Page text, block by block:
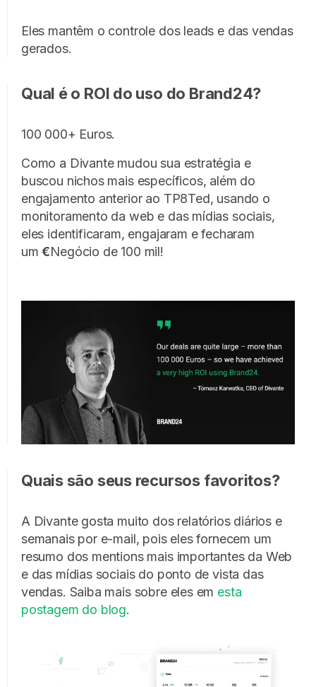
Eles mantêm o controle dos leads e das vendas
gerados.
Qual é o ROI do uso do Brand24?
100 000+ Euros.
Como a Divante mudou sua estratégia e
buscou nichos mais específicos, além do
engajamento anterior ao TP8Ted, usando o
monitoramento da web e das mídias sociais,
eles identificaram, engajaram e fecharam
um€Negócio de 100 mil!
Quais são seus recursos favoritos?
A Divante gosta muito dos relatórios diários e
semanais por e-mail, pois eles fornecem um
resumo dos mentions mais importantes da Web
e das mídias sociais do ponto de vista das
vendas. Saiba mais sobre eles em esta
postagem do blog.